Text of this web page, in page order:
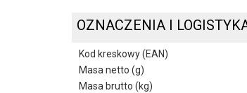
OZNACZENIA I
Kod kreskowy (EAN)
Masa netto (g)
Masa brutto (kg)